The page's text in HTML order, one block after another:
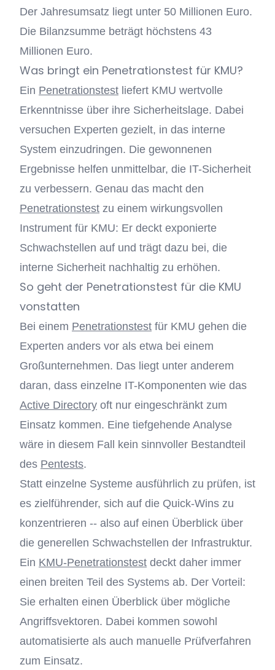
Der Jahresumsatz liegt unter 50 Millionen Euro.
Die Bilanzsumme beträgt höchstens 43
Millionen Euro.
Was bringt ein Penetrationstest für KMU?
Ein Penetrationstest liefert KMU wertvolle
Erkenntnisse über ihre Sicherheitslage. Dabei
versuchen Experten gezielt, in das interne
System einzudringen. Die gewonnenen
Ergebnisse helfen unmittelbar, die IT-Sicherheit
zu verbessern. Genau das macht den
Penetrationstest zu einem wirkungsvollen
Instrument für KMU: Er deckt exponierte
Schwachstellen auf und trägt dazu bei, die
interne Sicherheit nachhaltig zu erhöhen.
So geht der Penetrationstest für die KMU
vonstatten
Bei einem Penetrationstest für KMU gehen die
Experten anders vor als etwa bei einem
Großunternehmen. Das liegt unter anderem
daran, dass einzelne IT-Komponenten wie das
Active Directory oft nur eingeschränkt zum
Einsatz kommen. Eine tiefgehende Analyse
wäre in diesem Fall kein sinnvoller Bestandteil
des Pentests.
Statt einzelne Systeme ausführlich zu prüfen, ist
es zielführender, sich auf die Quick-Wins zu
konzentrieren -- also auf einen Überblick über
die generellen Schwachstellen der Infrastruktur.
Ein KMU-Penetrationstest deckt daher immer
einen breiten Teil des Systems ab. Der Vorteil:
Sie erhalten einen Überblick über mögliche
Angriffsvektoren. Dabei kommen sowohl
automatisierte als auch manuelle Prüfverfahren
zum Einsatz.